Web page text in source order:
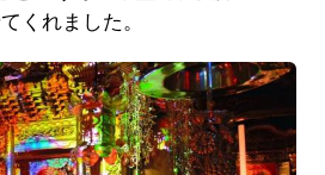
くれました。